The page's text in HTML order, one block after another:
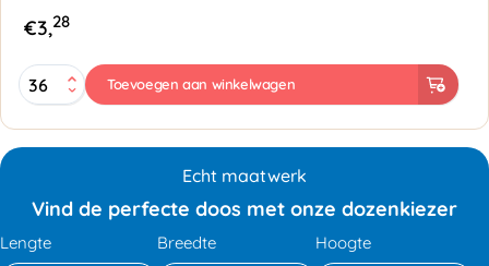
€3,28
Duct
tape
Toevoegen aan winkelwagen
Echt maatwerk
Vind de perfecte doos met onze dozenkiezer
Lengte Breedte Hoogte